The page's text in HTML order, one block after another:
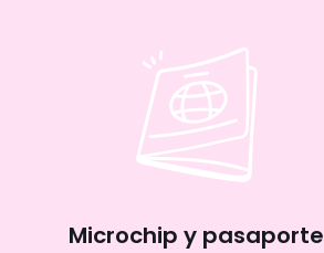
Microchip y pasaporte